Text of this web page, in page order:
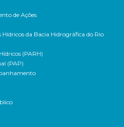
de Ações
Hídricos da Bacia Hidrográfica do Rio
(PARH)
(PAP)